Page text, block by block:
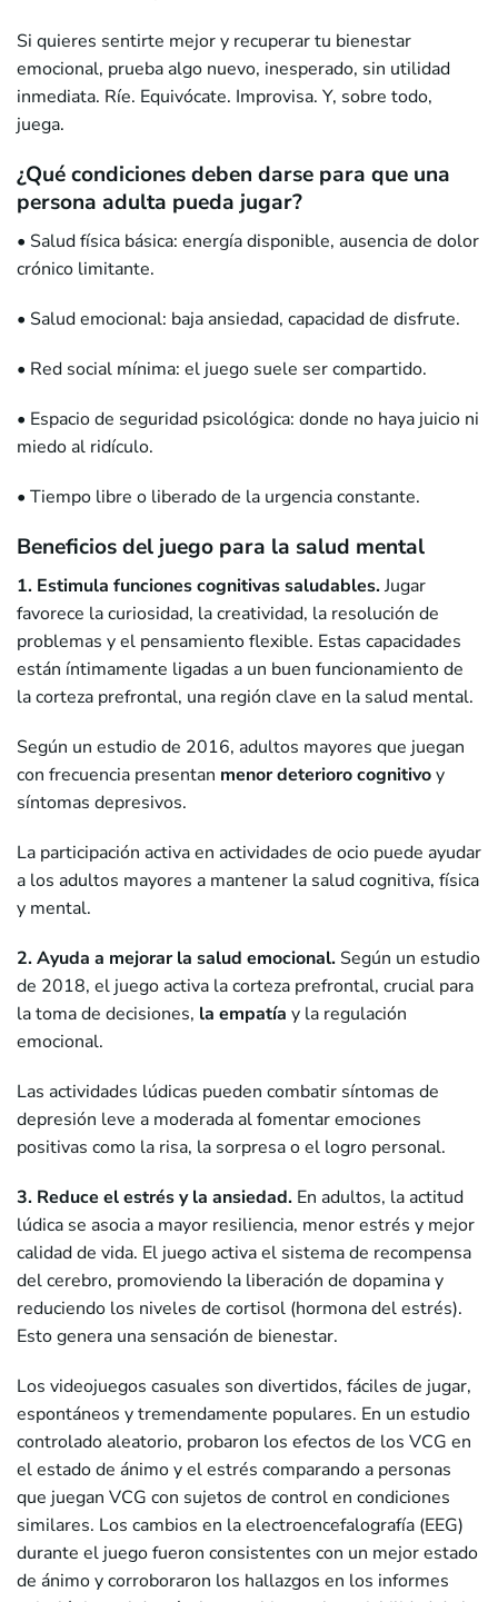
Si quieres sentirte mejor y recuperar tu bienestar
emocional, prueba algo nuevo, inesperado, sin utilidad
inmediata. Ríe. Equivócate. Improvisa. Y, sobre todo,
juega.
¿Qué condiciones deben darse para que una
persona adulta pueda jugar?
• Salud física básica: energía disponible, ausencia de dolor
crónico limitante.
• Salud emocional: baja ansiedad, capacidad de disfrute.
• Red social mínima: el juego suele ser compartido.
• Espacio de seguridad psicológica: donde no haya juicio ni
miedo al ridículo.
• Tiempo libre o liberado de la urgencia constante.
Beneficios del juego para la salud mental
1. Estimula funciones cognitivas saludables.Jugar
favorece la curiosidad, la creatividad, la resolución de
problemas y el pensamiento flexible. Estas capacidades
están íntimamente ligadas a un buen funcionamiento de
la corteza prefrontal, una región clave en la salud mental.
Según un estudio de 2016, adultos mayores que juegan
con frecuencia presentan menor deterioro cognitivoy
síntomas depresivos.
La participación activa en actividades de ocio puede ayudar
a los adultos mayores a mantener la salud cognitiva, física
y mental.
2. Ayuda a mejorar la salud emocional. Según un estudio
de 2018, el juego activa la corteza prefrontal, crucial para
la toma de decisiones, la empatía y la regulación
emocional.
Las actividades lúdicas pueden combatir síntomas de
depresión leve a moderada al fomentar emociones
positivas como la risa, la sorpresa o el logro personal.
3. Reduce el estrés y la ansiedad. En adultos, la actitud
lúdica se asocia a mayor resiliencia, menor estrés y mejor
calidad de vida. El juego activa el sistema de recompensa
del cerebro, promoviendo la liberación de dopamina y
reduciendo los niveles de cortisol (hormona del estrés).
Esto genera una sensación de bienestar.
Los videojuegos casuales son divertidos, fáciles de jugar,
espontáneos y tremendamente populares. En un estudio
controlado aleatorio, probaron los efectos de los VCG en
el estado de ánimo y el estrés comparando a personas
que juegan VCG con sujetos de control en condiciones
similares. Los cambios en la electroencefalografía (EEG)
durante el juego fueron consistentes con un mejor estado
de ánimo y corroboraron los hallazgos en los informes